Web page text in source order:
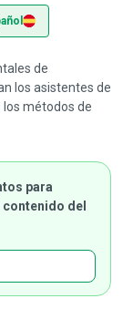
de
los asistentes de
métodos de
para
del